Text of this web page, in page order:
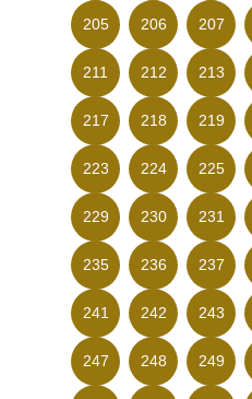
205 206 207
211 212 213
217 218 219
223 224 225
229 230 231
235 236 237
241 242 243
247 248 249